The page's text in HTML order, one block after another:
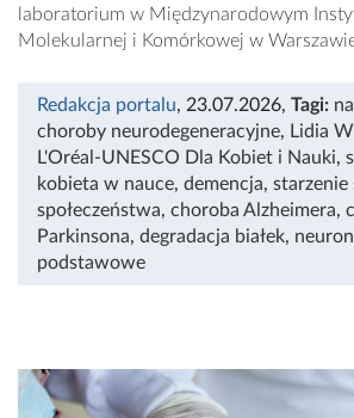
laboratorium w Międzynarodowym
Molekularnej i Komórkowej w
Redakcja portalu, 23.07.2026, Tagi:
choroby neurodegeneracyjne, Lidia
L'Oréal-UNESCO Dla Kobiet i Nauki,
kobieta w nauce, demencja, starzenie
społeczeństwa, choroba Alzheimera,
Parkinsona, degradacja białek,
podstawowe